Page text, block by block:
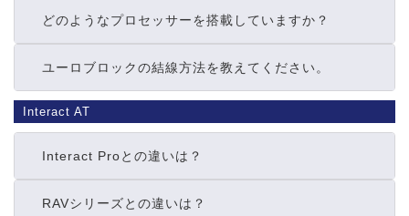
どのようなプロセッサーを搭載していますか？
ユーロブロックの結線方法を教えてください。
Interact AT
Interact Proとの違いは？
RAVシリーズとの違いは？